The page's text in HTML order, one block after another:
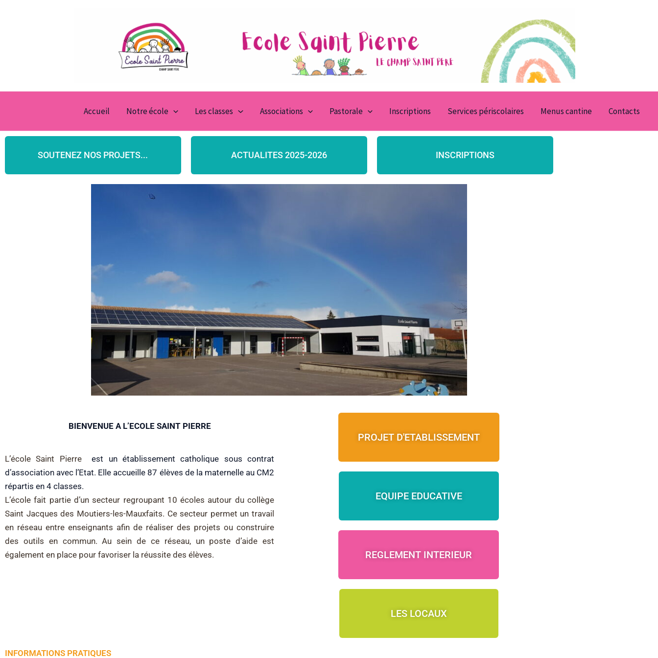
Accueil Notre école Les classes Associations Pastorale Inscriptions Services périscolaires Menus cantine Contacts
SOUTENEZ NOS PROJETS... ACTUALITES 2025-2026 INSCRIPTIONS
BIENVENUE A L’ECOLE SAINT PIERRE
L’école Saint Pierre
est un établissement catholique sous contrat
d’association avec l’Etat. Elle accueille 87 élèves de la maternelle au CM2
répartis en 4 classes.
L’école fait partie d’un secteur regroupant 10 écoles autour du collège
Saint Jacques des Moutiers-les-Mauxfaits. Ce secteur permet un travail
en réseau entre enseignants afin de réaliser des projets ou construire
des outils en commun. Au sein de ce réseau, un poste d’aide est
également en place pour favoriser la réussite des élèves.
PROJET D'ETABLISSEMENT
EQUIPE EDUCATIVE
REGLEMENT INTERIEUR
LES LOCAUX
INFORMATIONS PRATIQUES